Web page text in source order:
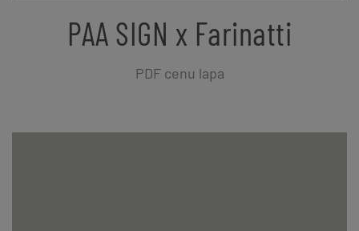
PAA SIGN x Farinatti
PDF cenu lapa